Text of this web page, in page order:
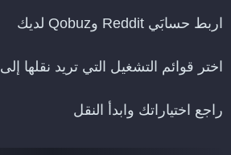
اربط حسابَي Reddit وQobuz لديك
اختر قوائم التشغيل التي تريد نقلها إلى Qobuz
راجع اختياراتك وابدأ النقل